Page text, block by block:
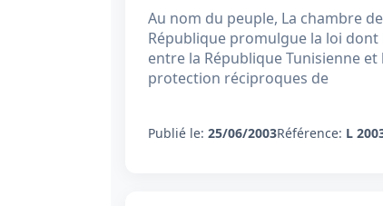
Au nom du peuple, La chambre
République promulgue la loi dont
entre la République Tunisienne
protection réciproques de
Publié le: 25/06/2003Référence: L